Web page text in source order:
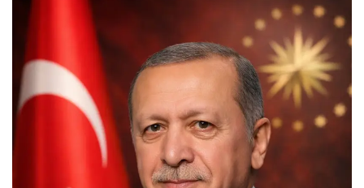
İLETİŞİM
siyasetciler.com